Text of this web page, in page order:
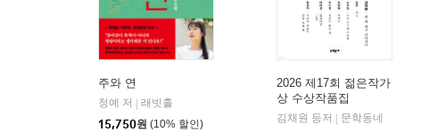
주와 연
청예 저
래빗홀
15,750원 (10% 할인)
2026 제17회 젊은작가
상 수상작품집
김채원 등저
문학동네